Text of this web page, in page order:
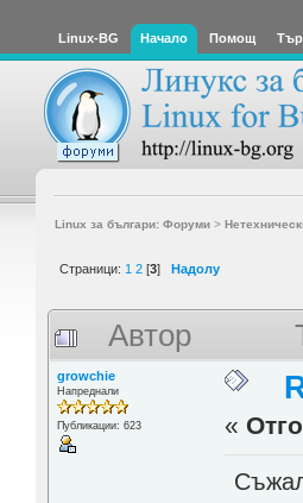
Linux-BG Начало Помощ
Linux за българи: Форуми>
Страници: 1 2 [3] Надолу
Автор
growchie
Напреднали
Публикации: 623 «